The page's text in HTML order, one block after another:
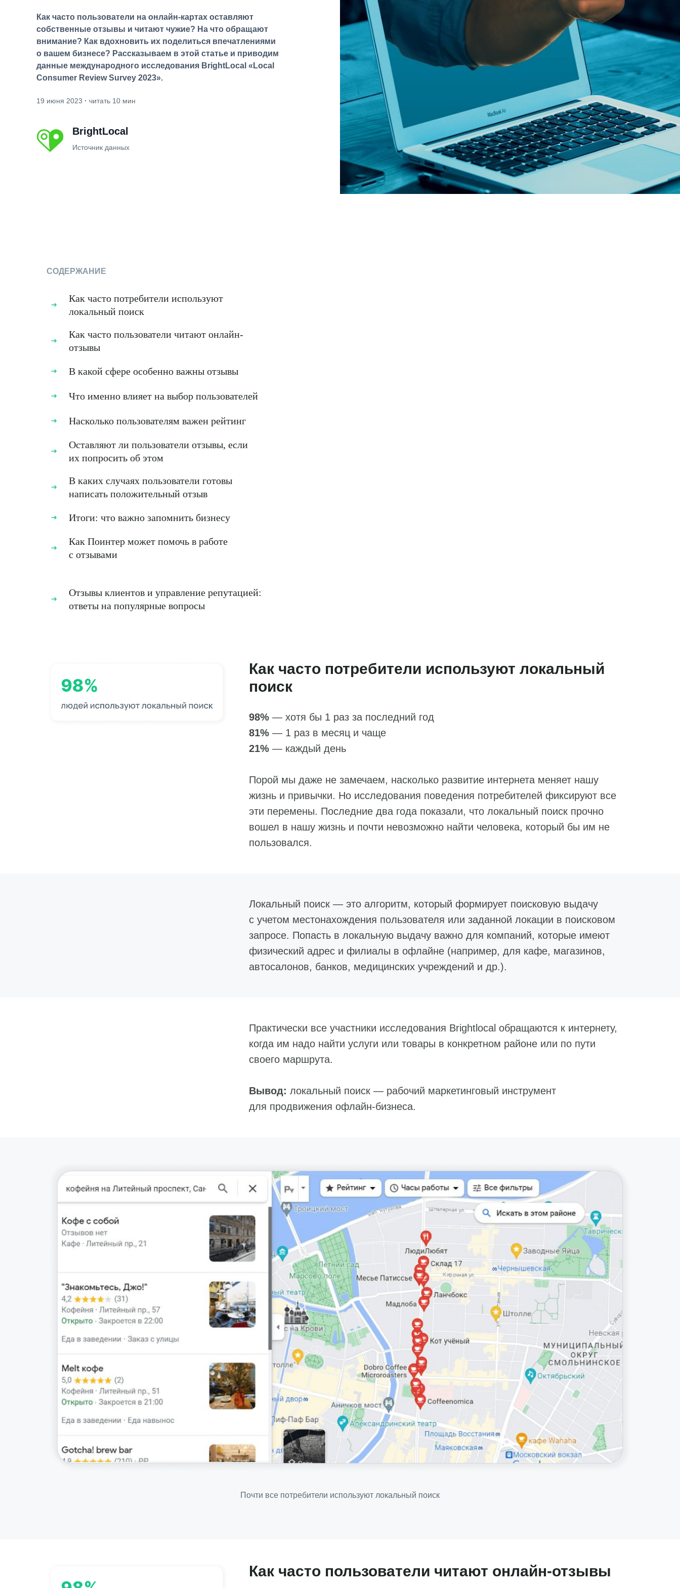
19 июня 2023 · читать 10 мин
Источник данных
BrightLocal
Как часто пользователи на онлайн-картах оставляют
собственные отзывы и читают чужие? На что обращают
внимание? Как вдохновить их поделиться впечатлениями
о вашем бизнесе? Рассказываем в этой статье и приводим
данные международного исследования BrightLocal «Local
Consumer Review Survey 2023».
СОДЕРЖАНИЕ
Как часто потребители используют
локальный поиск
Как часто пользователи читают онлайн-
отзывы
В какой сфере особенно важны отзывы
Что именно влияет на выбор пользователей
Насколько пользователям важен рейтинг
Оставляют ли пользователи отзывы, если
их попросить об этом
В каких случаях пользователи готовы
написать положительный отзыв
Итоги: что важно запомнить бизнесу
Как Поинтер может помочь в работе
с отзывами
Отзывы клиентов и управление репутацией:
ответы на популярные вопросы
Как часто потребители используют локальный
поиск
98% — хотя бы 1 раз за последний год
81% — 1 раз в месяц и чаще
21% — каждый день
Порой мы даже не замечаем, насколько развитие интернета меняет нашу
жизнь и привычки. Но исследования поведения потребителей фиксируют все
эти перемены. Последние два года показали, что локальный поиск прочно
вошел в нашу жизнь и почти невозможно найти человека, который бы им не
пользовался.
Локальный поиск — это алгоритм, который формирует поисковую выдачу
с учетом местонахождения пользователя или заданной локации в поисковом
запросе. Попасть в локальную выдачу важно для компаний, которые имеют
физический адрес и филиалы в офлайне (например, для кафе, магазинов,
автосалонов, банков, медицинских учреждений и др.).
Практически все участники исследования Brightlocal обращаются к интернету,
когда им надо найти услуги или товары в конкретном районе или по пути
своего маршрута.
Вывод: локальный поиск — рабочий маркетинговый инструмент
для продвижения офлайн-бизнеса.
Почти все потребители используют локальный поиск
Как часто пользователи читают онлайн-отзывы